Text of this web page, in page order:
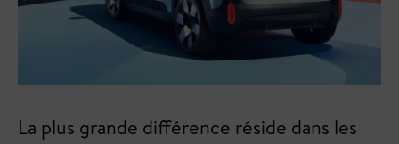
La plus grande différence réside dans les